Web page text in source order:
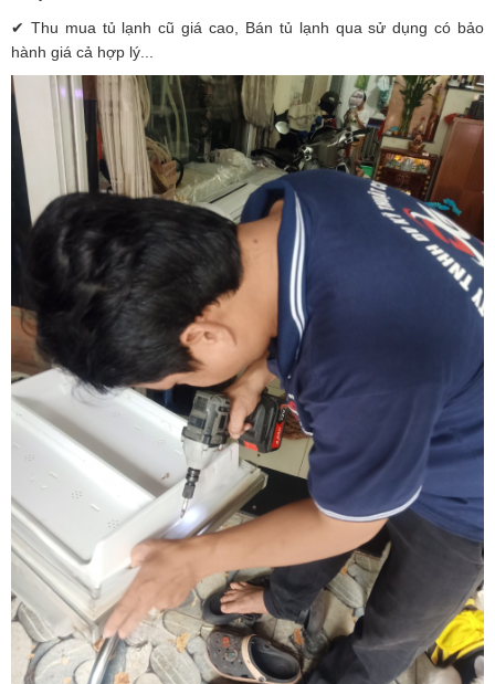
✔ Thu mua tủ lạnh cũ giá cao, Bán tủ lạnh qua sử dụng có bảo
hành giá cả hợp lý...